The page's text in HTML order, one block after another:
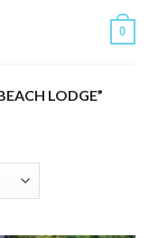
0
LODGE”